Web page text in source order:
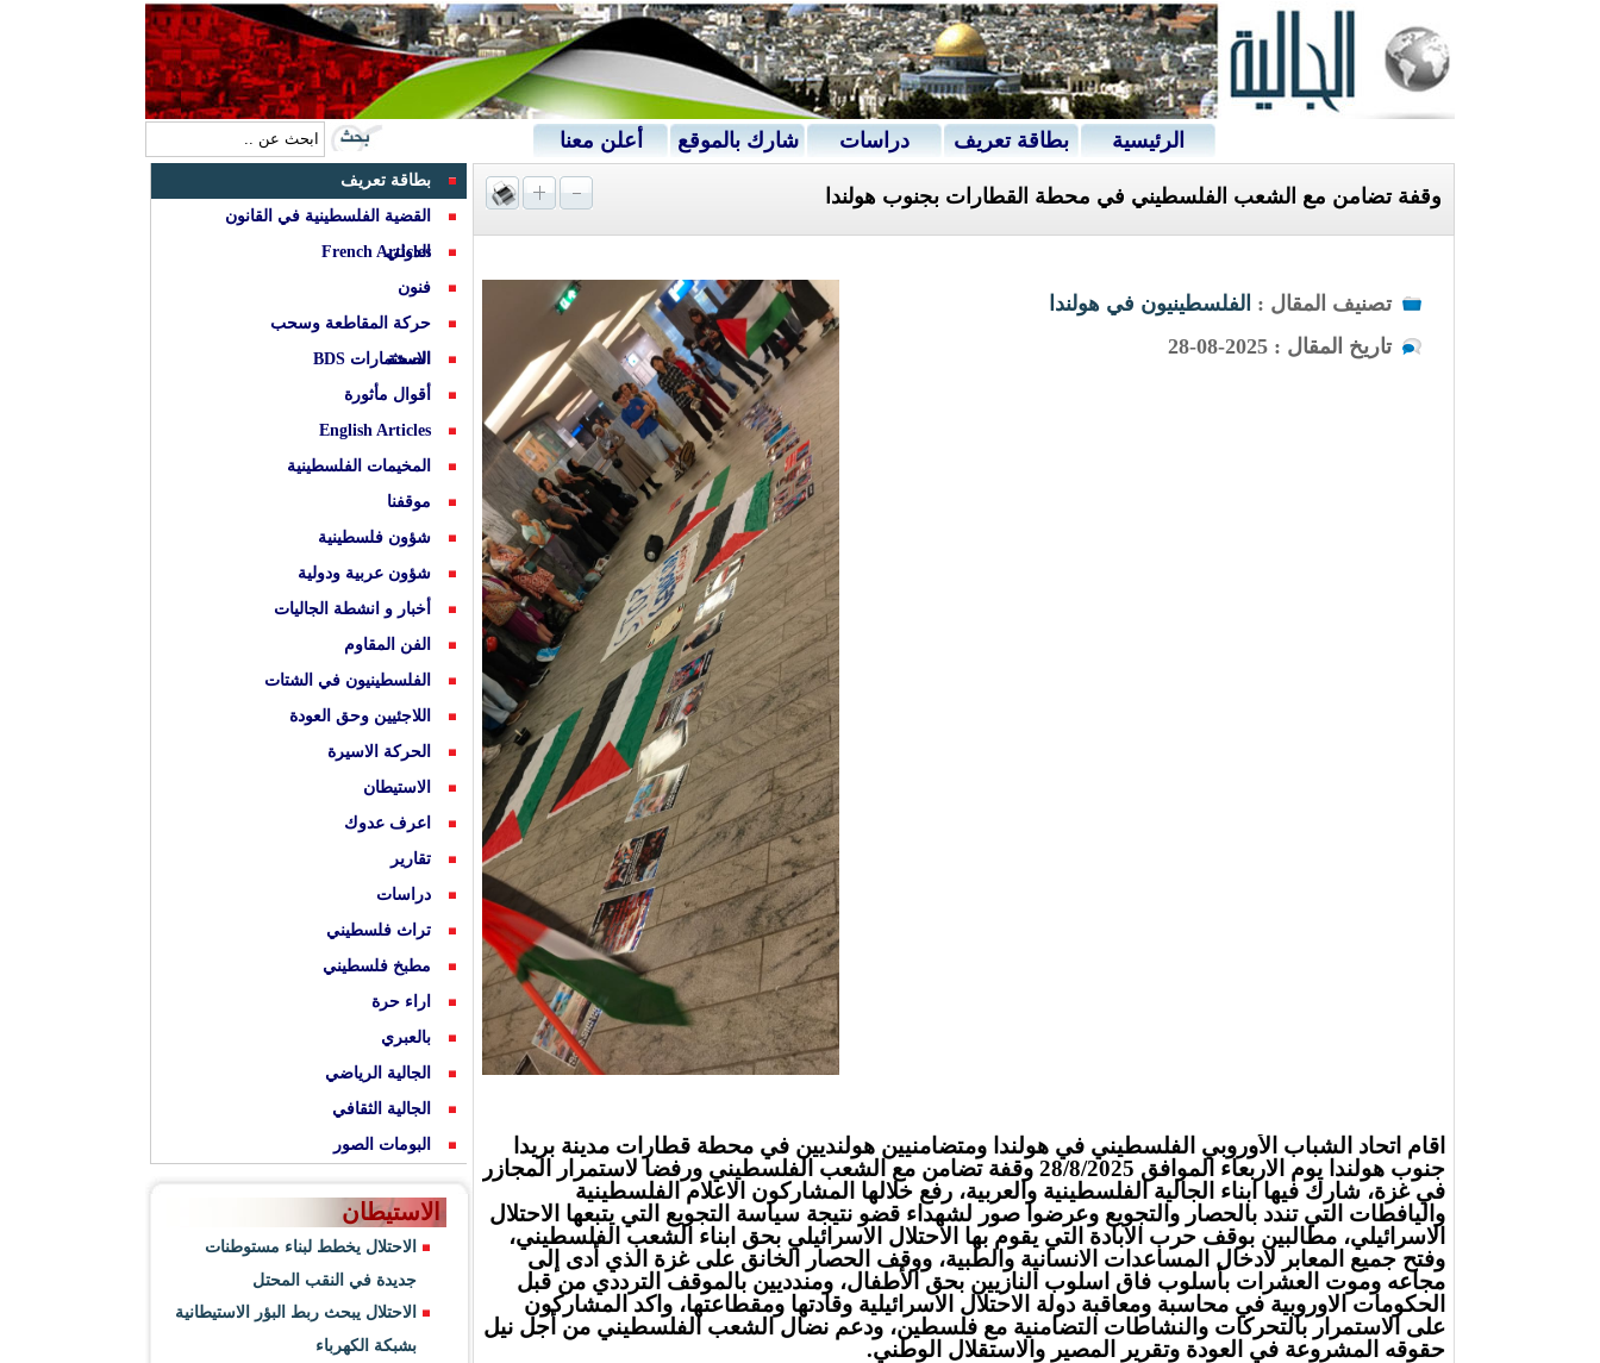
الرئيسية بطاقة تعريف دراسات شارك بالموقع أعلن معنا
وقفة تضامن مع الشعب الفلسطيني في محطة القطارات بجنوب هولندا
تصنيف المقال : الفلسطينيون في هولندا
تاريخ المقال : 2025-08-28
اقام اتحاد الشباب الأوروبي الفلسطيني في هولندا ومتضامنيين هولنديين في محطة قطارات مدينة بريدا
جنوب هولندا يوم الاربعاء الموافق 28/8/2025 وقفة تضامن مع الشعب الفلسطيني ورفضا لاستمرار المجازر
في غزة، شارك فيها ابناء الجالية الفلسطينية والعربية، رفع خلالها المشاركون الاعلام الفلسطينية
واليافطات التي تندد بالحصار والتجويع وعرضوا صور لشهداء قضو نتيجة سياسة التجويع التي يتبعها الاحتلال
الاسرائيلي، مطالبين بوقف حرب الابادة التي يقوم بها الاحتلال الاسرائيلي بحق ابناء الشعب الفلسطيني،
وفتح جميع المعابر لادخال المساعدات الانسانية والطبية، ووقف الحصار الخانق على غزة الذي أدى إلى
مجاعه وموت العشرات بأسلوب فاق اسلوب النازيين بحق الأطفال، ومندديين بالموقف الترددي من قبل
الحكومات الاوروبية في محاسبة ومعاقبة دولة الاحتلال الاسرائيلية وقادتها ومقطاعتها، واكد المشاركون
على الاستمرار بالتحركات والنشاطات التضامنية مع فلسطين، ودعم نضال الشعب الفلسطيني من أجل نيل
حقوقه المشروعة في العودة وتقرير المصير والاستقلال الوطني.
بطاقة تعريف
القضية الفلسطينية في القانون
الدولي
French Articles
فنون
حركة المقاطعة وسحب
الاستثمارات BDS
الصحة
أقوال مأثورة
English Articles
المخيمات الفلسطينية
موقفنا
شؤون فلسطينية
شؤون عربية ودولية
أخبار و انشطة الجاليات
الفن المقاوم
الفلسطينيون في الشتات
اللاجئيين وحق العودة
الحركة الاسيرة
الاستيطان
اعرف عدوك
تقارير
دراسات
تراث فلسطيني
مطبخ فلسطيني
اراء حرة
بالعبري
الجالية الرياضي
الجالية الثقافي
البومات الصور
الاستيطان
الاحتلال يخطط لبناء مستوطنات
جديدة في النقب المحتل
الاحتلال يبحث ربط البؤر الاستيطانية
بشبكة الكهرباء